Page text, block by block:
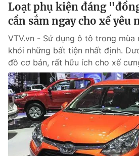
Loạt phụ kiện đáng
cần sắm ngay cho xế yêu
VTV.vn - Sử dụng ô tô trong mùa
khỏi những bất tiện nhất định.
đồ cơ bản, rất hữu ích cho xế